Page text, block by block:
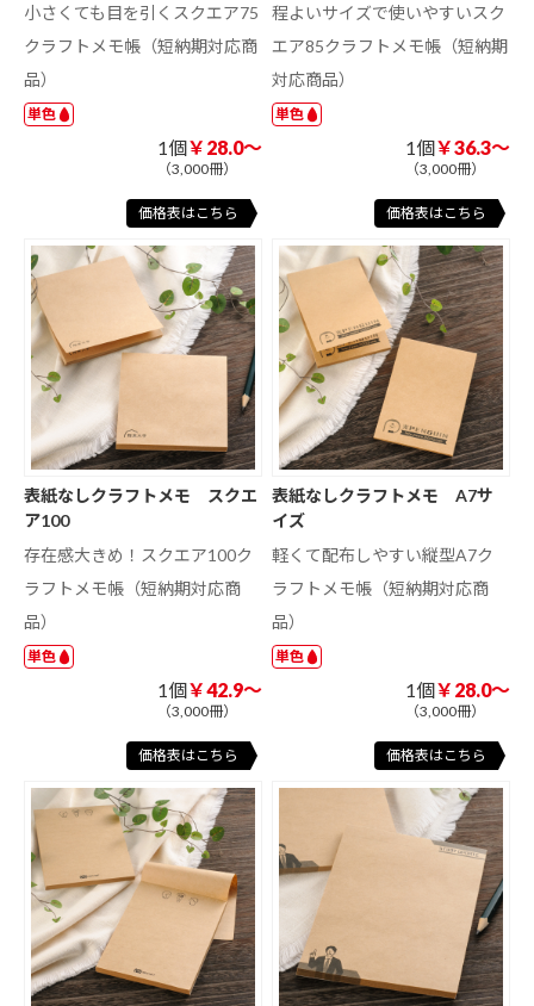
小さくても目を引くスクエア75
クラフトメモ帳（短納期対応商
品）
単色
1個￥28.0～
（3,000冊）
価格表はこちら
程よいサイズで使いやすいスク
エア85クラフトメモ帳（短納期
対応商品）
単色
1個￥36.3～
（3,000冊）
価格表はこちら
表紙なしクラフトメモ スクエ
ア100
存在感大きめ！スクエア100ク
ラフトメモ帳（短納期対応商
品）
単色
1個￥42.9～
（3,000冊）
価格表はこちら
表紙なしクラフトメモ A7サ
イズ
軽くて配布しやすい縦型A7ク
ラフトメモ帳（短納期対応商
品）
単色
1個￥28.0～
（3,000冊）
価格表はこちら